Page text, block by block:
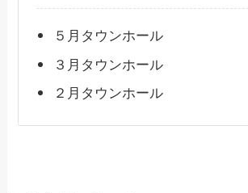
５月タウンホール
３月タウンホール
２月タウンホール